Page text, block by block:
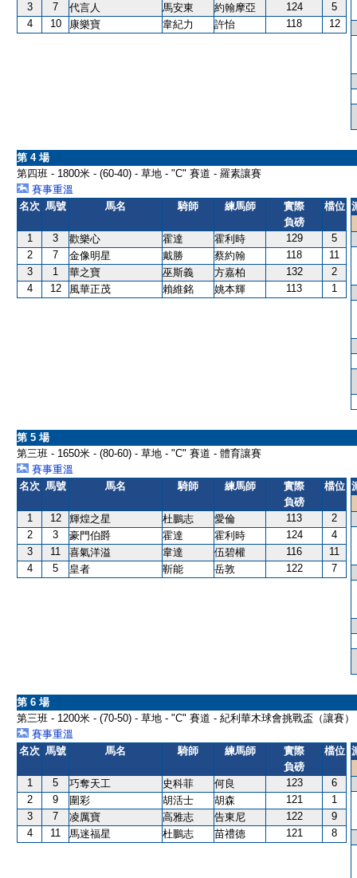
3
7 代言人 馬安東 約翰摩亞 124
5
4
10 康樂寶 韋紀力 許怡 118 12
第 4 場
第四班 - 1800米 - (60-40) - 草地 - "C" 賽道 - 羅素讓賽
賽事重溫
名次 馬號 馬名 騎師 練馬師
實際
負磅
檔位
1 3 歡樂心 霍達 霍利時 129
5
2
7 金像明星 戴勝 蔡約翰 118
11
3
1 華之寶 巫斯義 方嘉柏 132
2
4
12 風華正茂 賴維銘 姚本輝 113 1
第 5 場
第三班 - 1650米 - (80-60) - 草地 - "C" 賽道 - 體育讓賽
賽事重溫
名次 馬號 馬名 騎師 練馬師
實際
負磅
檔位
1 12 輝煌之星 杜鵬志 愛倫 113
2
2
3 豪門伯爵 霍達 霍利時 124
4
3
11 喜氣洋溢 韋達 伍碧權 116
11
4
5 皇者 靳能 岳敦 122 7
第 6 場
第三班 - 1200米 - (70-50) - 草地 - "C" 賽道 - 紀利華木球會挑戰盃（讓賽）
賽事重溫
名次 馬號 馬名 騎師 練馬師
實際
負磅
檔位
1 5 巧奪天工 史科菲 何良 123
6
2
9 圍彩 胡活士 胡森 121
1
3
7 凌厲寶 高雅志 告東尼 122
9
4
11 馬迷福星 杜鵬志 苗禮德 121 8